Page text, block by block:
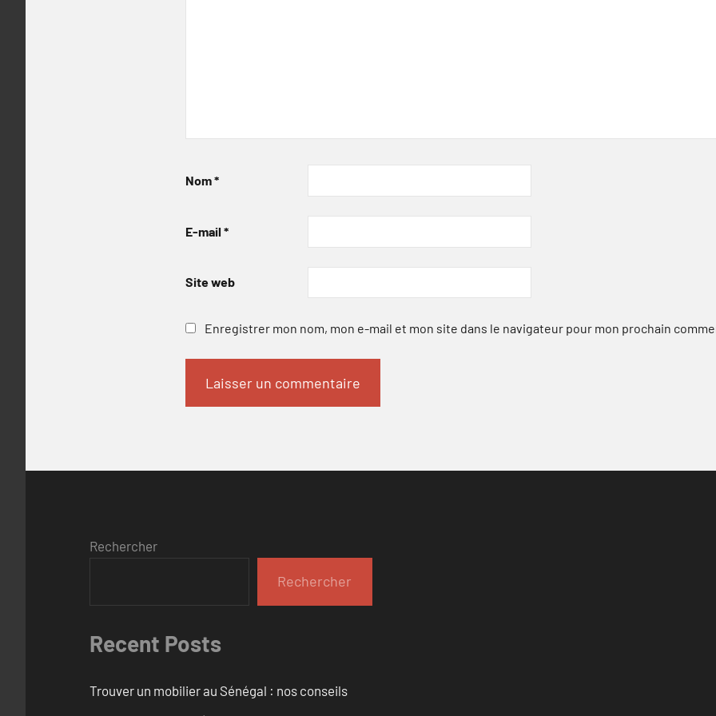
Nom*
E-mail *
Site web
Enregistrer mon nom, mon e-mail et mon site dans le navigateur pour mon prochain
Rechercher
Rechercher
Recent Posts
Trouver un mobilier au Sénégal : nos conseils